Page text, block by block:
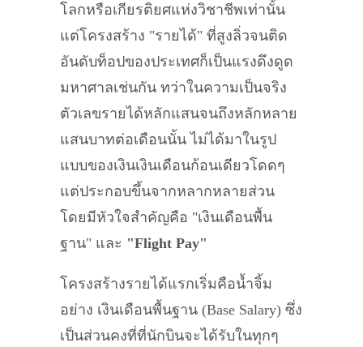
โลกหรือเกียรติยศแห่งวิชาชีพเท่านั้น
แต่โครงสร้าง "รายได้" ที่สูงลิ่วจนติด
อันดับท็อปของประเทศก็เป็นแรงดึงดูด
มหาศาลเช่นกัน ทว่าในความเป็นจริง
ตัวเลขรายได้หลักแสนจนถึงหลักหลาย
แสนบาทต่อเดือนนั้น ไม่ได้มาในรูป
แบบของเงินเงินเดือนก้อนเดียวโดดๆ
แต่ประกอบขึ้นจากหลากหลายส่วน
โดยมีหัวใจสำคัญคือ "เงินเดือนพื้น
ฐาน" และ "Flight Pay"
โครงสร้างรายได้แรกเริ่มคือน้ำจิ้ม
อย่าง เงินเดือนพื้นฐาน (Base Salary) ซึ่ง
เป็นส่วนคงที่ที่นักบินจะได้รับในทุกๆ